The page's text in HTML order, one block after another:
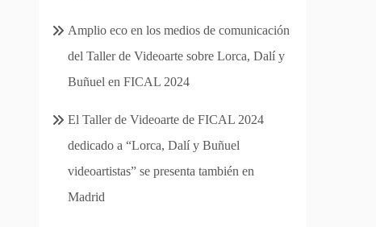
Amplio eco en los medios de comunicación
del Taller de Videoarte sobre Lorca, Dalí y
Buñuel en FICAL 2024
El Taller de Videoarte de FICAL 2024
dedicado a “Lorca, Dalí y Buñuel
videoartistas” se presenta también en
Madrid